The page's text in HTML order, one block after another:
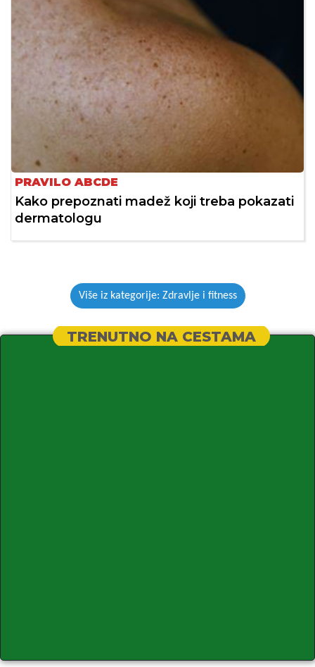
PRAVILO ABCDE
Kako prepoznati madež koji treba pokazati
dermatologu
Više iz kategorije: Zdravlje i fitness
TRENUTNO NA CESTAMA